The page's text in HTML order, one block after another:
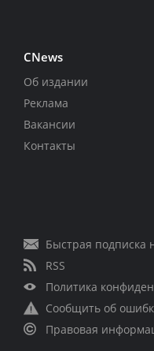
CNews
Об издании
Реклама
Вакансии
Контакты
Быстрая подписка
RSS
Политика
Сообщить об
Правовая